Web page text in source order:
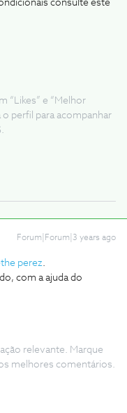
consulte este
“Likes” e “Melhor
o perfil para acompanhar
Forum|Forum|3 years ago
perez.
com a ajuda do
relevante. Marque
melhores comentários.